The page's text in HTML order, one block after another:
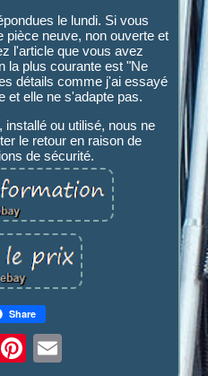
le lundi. Si vous
pièce neuve, non ouverte et
l'article que vous avez
la plus courante est "Ne
détails comme j'ai essayé
et elle ne s'adapte pas.
installé ou utilisé, nous ne
le retour en raison de
de sécurité.
Share